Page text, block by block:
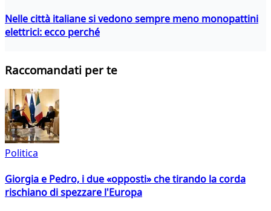
Nelle città italiane si vedono sempre meno monopattini
elettrici: ecco perché
Raccomandati per te
Politica
Giorgia e Pedro, i due «opposti» che tirando la corda
rischiano di spezzare l'Europa